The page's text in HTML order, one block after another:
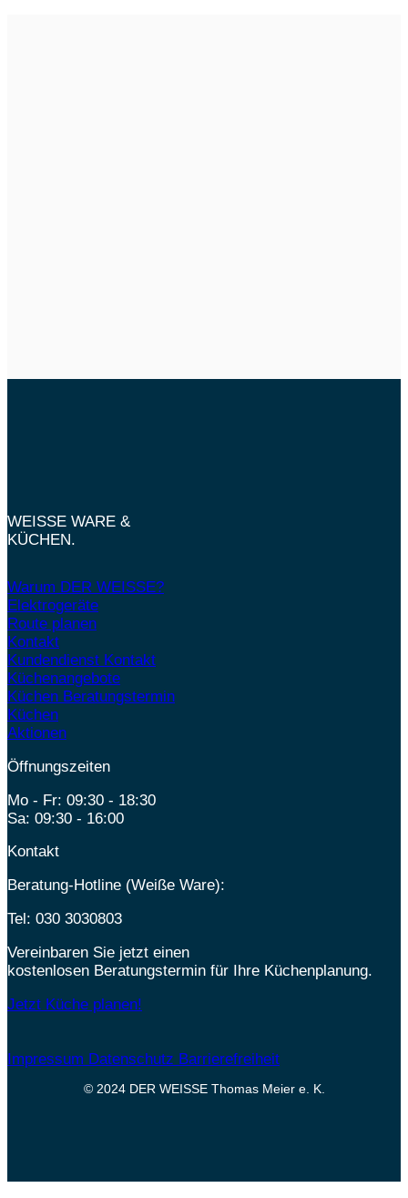
WEISSE WARE &
KÜCHEN.
Warum DER WEISSE?
Elektrogeräte
Route planen
Kontakt
Kundendienst Kontakt
Küchenangebote
Küchen Beratungstermin
Küchen
Aktionen
Öffnungszeiten
Mo - Fr: 09:30 - 18:30
Sa: 09:30 - 16:00
Kontakt
Beratung-Hotline (Weiße Ware):
Tel: 030 3030803
Vereinbaren Sie jetzt einen
kostenlosen Beratungstermin für Ihre Küchenplanung.
Jetzt Küche planen!
Impressum Datenschutz Barrierefreiheit
© 2024 DER WEISSE Thomas Meier e. K.